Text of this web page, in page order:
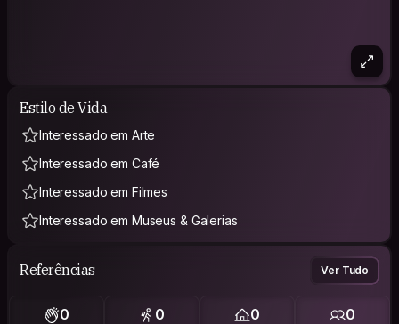
Estilo de Vida
Interessado em Arte
Interessado em Café
Interessado em Filmes
Interessado em Museus & Galerias
Referências Ver Tudo
0 0 0 0